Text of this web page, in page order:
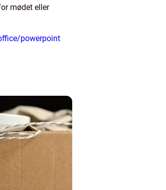
mødet eller
powerpoint